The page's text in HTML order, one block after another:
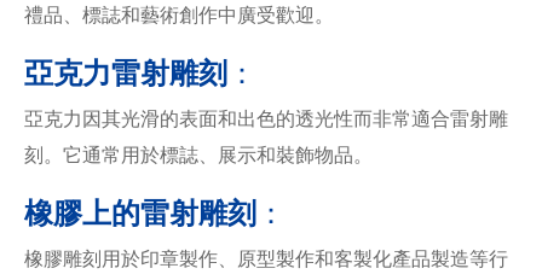
禮品、標誌和藝術創作中廣受歡迎。
亞克力雷射雕刻 ：
亞克力因其光滑的表面和出色的透光性而非常適合雷射雕
刻。它通常用於標誌、展示和裝飾物品。
橡膠上的雷射雕刻 ：
橡膠雕刻用於印章製作、原型製作和客製化產品製造等行